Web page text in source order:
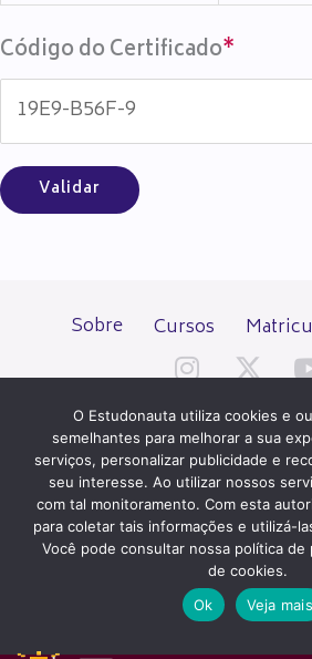
Código do Certificado*
Sobre Cursos
Todos os direitos reservados
PATROCÍNIO E
O Estudonauta utiliza cookies e
semelhantes para melhorar a sua
serviços, personalizar publicidade e
seu interesse. Ao utilizar nossos
com tal monitoramento. Com esta
para coletar tais informações e utilizá-
Você pode consultar nossa política de
de cookies.
Ok
Veja mais